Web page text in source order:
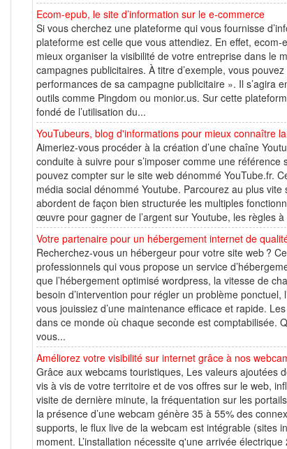
Ecom-epub, le site d’information sur le e-commerce
Si vous cherchez une plateforme qui vous fournisse
plateforme est celle que vous attendiez. En effet,
mieux organiser la visibilité de votre entreprise dans le
campagnes publicitaires. À titre d’exemple, vous
performances de sa campagne publicitaire ». Il s’agira
outils comme Pingdom ou monior.us. Sur cette
fondé de l’utilisation du...
YouTubeurs, blog d'informations pour mieux connaître
Aimeriez-vous procéder à la création d’une chaîne
conduite à suivre pour s’imposer comme une
pouvez compter sur le site web dénommé YouTube.fr.
média social dénommé Youtube. Parcourez au plus
abordent de façon bien structurée les multiples
œuvre pour gagner de l’argent sur Youtube, les règles
Votre partenaire pour un hébergement internet de
Recherchez-vous un hébergeur pour votre site web ?
professionnels qui vous propose un service
que l’hébergement optimisé wordpress, la vitesse de
besoin d’intervention pour régler un problème
vous jouissiez d’une maintenance efficace et rapide.
dans ce monde où chaque seconde est comptabilisée.
vous...
Améliorez votre visibilité sur internet grâce à nos
Grâce aux webcams touristiques, Les valeurs ajoutées
vis à vis de votre territoire et de vos offres sur le web,
visite de dernière minute, la fréquentation sur les
la présence d’une webcam génère 35 à 55% des
supports, le flux live de la webcam est intégrable (sites
moment. L’installation nécessite q'une arrivée